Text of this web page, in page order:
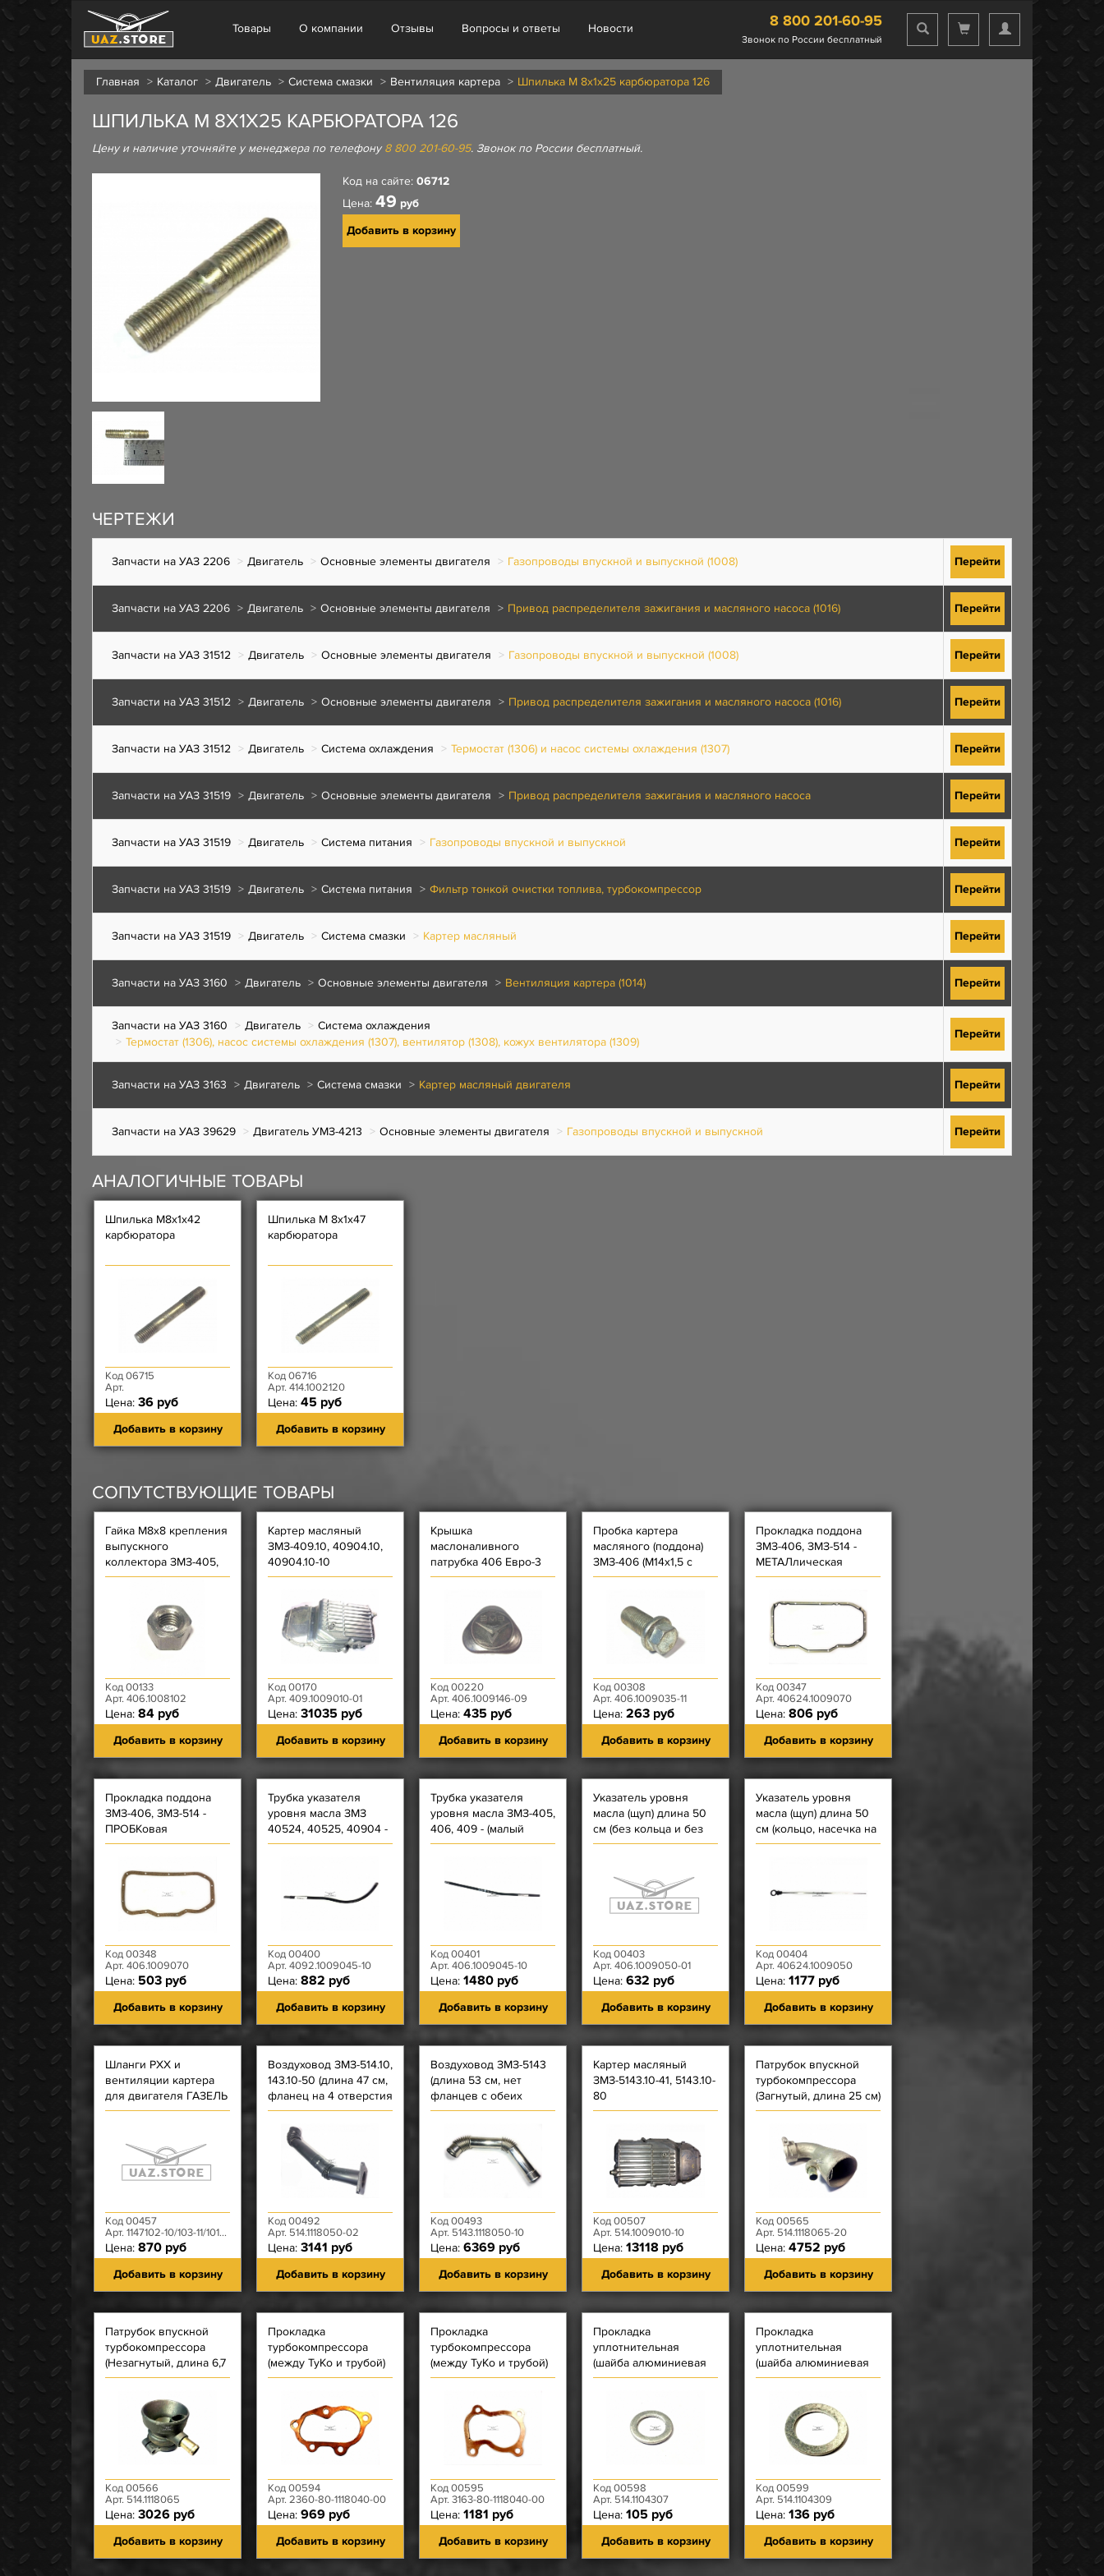
Товары О компании Отзывы Вопросы и ответы Новости 8 800 201-60-95
Звонок по России бесплатный
Главная Каталог Двигатель Система смазки Вентиляция картера Шпилька М 8х1х25 карбюратора 126
ШПИЛЬКА М 8Х1Х25 КАРБЮРАТОРА 126
Цену и наличие уточняйте у менеджера по телефону8 800 201-60-95. Звонок по России бесплатный.
Код на сайте: 06712
Цена: 49 руб
Добавить в корзину
ЧЕРТЕЖИ
Запчасти на УАЗ 2206 Двигатель Основные элементы двигателя Газопроводы впускной и выпускной (1008) Перейти
Запчасти на УАЗ 2206 Двигатель Основные элементы двигателя Привод распределителя зажигания и масляного насоса (1016) Перейти
Запчасти на УАЗ 31512 Двигатель Основные элементы двигателя Газопроводы впускной и выпускной (1008) Перейти
Запчасти на УАЗ 31512 Двигатель Основные элементы двигателя Привод распределителя зажигания и масляного насоса (1016) Перейти
Запчасти на УАЗ 31512 Двигатель Система охлаждения Термостат (1306) и насос системы охлаждения (1307) Перейти
Запчасти на УАЗ 31519 Двигатель Основные элементы двигателя Привод распределителя зажигания и масляного насоса Перейти
Запчасти на УАЗ 31519 Двигатель Система питания Газопроводы впускной и выпускной Перейти
Запчасти на УАЗ 31519 Двигатель Система питания Фильтр тонкой очистки топлива, турбокомпрессор Перейти
Запчасти на УАЗ 31519 Двигатель Система смазки Картер масляный Перейти
Запчасти на УАЗ 3160 Двигатель Основные элементы двигателя Вентиляция картера (1014) Перейти
Запчасти на УАЗ 3160 Двигатель
Система охлаждения
Термостат (1306), насос системы охлаждения (1307), вентилятор (1308), кожух вентилятора (1309)
Перейти
Запчасти на УАЗ 3163 Двигатель Система смазки Картер масляный двигателя Перейти
Запчасти на УАЗ 39629 Двигатель УМЗ-4213 Основные элементы двигателя Газопроводы впускной и выпускной Перейти
АНАЛОГИЧНЫЕ ТОВАРЫ
Шпилька М8х1х42
карбюратора
Код 06715
Арт.
Цена: 36 руб
Добавить в корзину
Шпилька М 8х1х47
карбюратора
Код 06716
Арт. 414.1002120
Цена: 45 руб
Добавить в корзину
СОПУТСТВУЮЩИЕ ТОВАРЫ
Гайка М8х8 крепления
выпускного
коллектора ЗМЗ-405,
406, 409, креп. вып
Код 00133
Арт. 406.1008102
Цена: 84 руб
Добавить в корзину
Картер масляный
ЗМЗ-409.10, 40904.10,
40904.10-10
Код 00170
Арт. 409.1009010-01
Цена: 31035 руб
Добавить в корзину
Крышка
маслоналивного
патрубка 406 Евро-3
(треугольная)
Код 00220
Арт. 406.1009146-09
Цена: 435 руб
Добавить в корзину
Пробка картера
масляного (поддона)
ЗМЗ-406 (М14х1,5 с
фланцем Ф21, под
Код 00308
Арт. 406.1009035-11
Цена: 263 руб
Добавить в корзину
Прокладка поддона
ЗМЗ-406, ЗМЗ-514 -
МЕТАЛлическая
ЗАВОД
Код 00347
Арт. 40624.1009070
Цена: 806 руб
Добавить в корзину
Прокладка поддона
ЗМЗ-406, ЗМЗ-514 -
ПРОБКовая
Код 00348
Арт. 406.1009070
Цена: 503 руб
Добавить в корзину
Трубка указателя
уровня масла ЗМЗ
40524, 40525, 40904 -
(большой изгиб/длина
Код 00400
Арт. 4092.1009045-10
Цена: 882 руб
Добавить в корзину
Трубка указателя
уровня масла ЗМЗ-405,
406, 409 - (малый
изгиб/длина 397 мм)
Код 00401
Арт. 406.1009045-10
Цена: 1480 руб
Добавить в корзину
Указатель уровня
масла (щуп) длина 50
см (без кольца и без
насечки) ЗМЗ-40522,
Код 00403
Арт. 406.1009050-01
Цена: 632 руб
Добавить в корзину
Указатель уровня
масла (щуп) длина 50
см (кольцо, насечка на
конце) ЗМЗ-40524.10,
Код 00404
Арт. 40624.1009050
Цена: 1177 руб
Добавить в корзину
Шланги РХХ и
вентиляции картера
для двигателя ГАЗЕЛЬ
Н.О. ЗМЗ-4062, 40522
Код 00457
Арт. 1147102-10/103-11/1014076
Цена: 870 руб
Добавить в корзину
Воздуховод ЗМЗ-514.10,
143.10-50 (длина 47 см,
фланец на 4 отверстия
с одной стороны)
Код 00492
Арт. 514.1118050-02
Цена: 3141 руб
Добавить в корзину
Воздуховод ЗМЗ-5143
(длина 53 см, нет
фланцев с обеих
сторон, загнут на 45
Код 00493
Арт. 5143.1118050-10
Цена: 6369 руб
Добавить в корзину
Картер масляный
ЗМЗ-5143.10-41, 5143.10-
80
Код 00507
Арт. 514.1009010-10
Цена: 13118 руб
Добавить в корзину
Патрубок впускной
турбокомпрессора
(Загнутый, длина 25 см)
ЗМЗ-514.10, 5143.10-41,
Код 00565
Арт. 514.1118065-20
Цена: 4752 руб
Добавить в корзину
Патрубок впускной
турбокомпрессора
(Незагнутый, длина 6,7
см) ЗМЗ-514
Код 00566
Арт. 514.1118065
Цена: 3026 руб
Добавить в корзину
Прокладка
турбокомпрессора
(между ТуКо и трубой)
ЗМЗ-514 - (желт мет. 5
Код 00594
Арт. 2360-80-1118040-00
Цена: 969 руб
Добавить в корзину
Прокладка
турбокомпрессора
(между ТуКо и трубой)
предположительно
Код 00595
Арт. 3163-80-1118040-00
Цена: 1181 руб
Добавить в корзину
Прокладка
уплотнительная
(шайба алюминиевая
вн. Ф 12) штуцера
Код 00598
Арт. 514.1104307
Цена: 105 руб
Добавить в корзину
Прокладка
уплотнительная
(шайба алюминиевая
вн. Ф 14) штуцера
топливному фильтр
Код 00599
Арт. 514.1104309
Цена: 136 руб
Добавить в корзину